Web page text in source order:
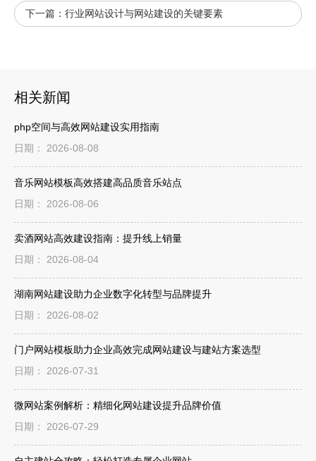
下一篇： 行业网站设计与网站建设的关键要素
相关新闻
php空间与高效网站建设实用指南
日期： 2026-08-08
音乐网站模板高效搭建高品质音乐站点
日期： 2026-08-06
卖酒网站高效建设指南：提升线上销量
日期： 2026-08-04
湖南网站建设助力企业数字化转型与品牌提升
日期： 2026-08-02
门户网站模板助力企业高效完成网站建设与建站方案选型
日期： 2026-07-31
微网站案例解析：精细化网站建设提升品牌价值
日期： 2026-07-29